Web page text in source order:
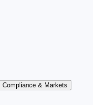
Compliance & Markets